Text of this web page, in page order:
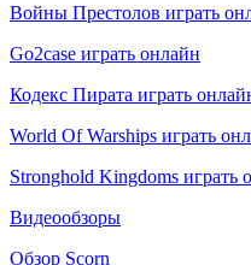
Войны Престолов играть
Go2case играть онлайн
Кодекс Пирата играть
World Of Warships играть
Stronghold Kingdoms играть
Видеообзоры
Обзор Scorn